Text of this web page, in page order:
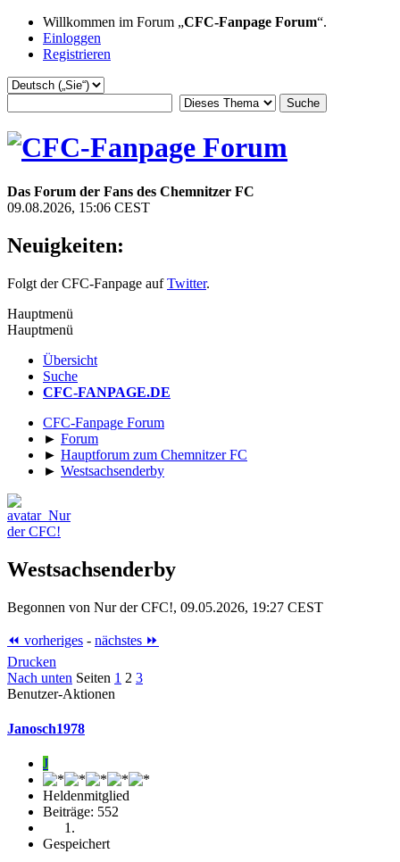
Willkommen im Forum „CFC-Fanpage Forum“.
Einloggen
Registrieren
Das Forum der Fans des Chemnitzer FC
09.08.2026, 15:06 CEST
Neuigkeiten:
Folgt der CFC-Fanpage aufTwitter.
Hauptmenü
Hauptmenü
Übersicht
Suche
CFC-FANPAGE.DE
CFC-Fanpage Forum
► Forum
► Hauptforum zum Chemnitzer FC
► Westsachsenderby
Westsachsenderby
Begonnen von Nur der CFC!, 09.05.2026, 19:27 CEST
⏪ vorheriges - nächstes ⏩
Drucken
Nach unten Seiten 1 2 3
Benutzer-Aktionen
Janosch1978
J
Heldenmitglied
Beiträge: 552
Gespeichert